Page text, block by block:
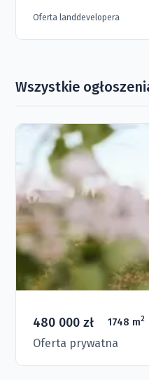
Oferta landdevelopera
Wszystkie
480 000 zł 1748 m2
Oferta prywatna